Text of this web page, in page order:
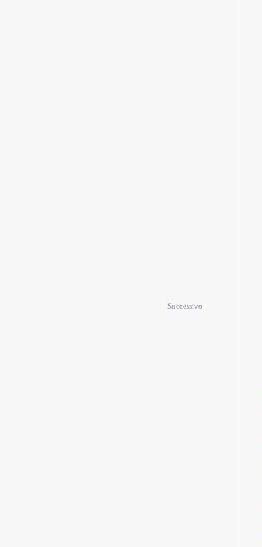
Successivo